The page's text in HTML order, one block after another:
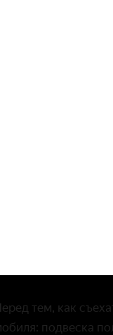
тем, как
подвеска